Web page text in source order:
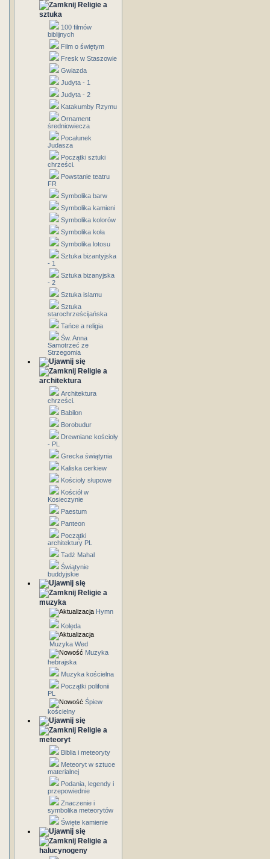
Religie a
sztuka
100 filmów
biblijnych
Film o świętym
Fresk w Staszowie
Gwiazda
Judyta - 1
Judyta - 2
Katakumby Rzymu
Ornament
średniowiecza
Pocałunek
Judasza
Początki sztuki
chrześci.
Powstanie teatru
FR
Symbolika barw
Symbolika kamieni
Symbolika kolorów
Symbolika koła
Symbolika lotosu
Sztuka bizantyjska
- 1
Sztuka bizanyjska
- 2
Sztuka islamu
Sztuka
starochrześcijańska
Tańce a religia
Św. Anna
Samotrzeć ze
Strzegomia
Religie a
architektura
Architektura
chrześci.
Babilon
Borobudur
Drewniane kościoły
- PL
Grecka świątynia
Kaliska cerkiew
Kościoły słupowe
Kościół w
Kosieczynie
Paestum
Panteon
Początki
architektury PL
Tadż Mahal
Świątynie
buddyjskie
Religie a
muzyka
Hymn
Kolęda
Muzyka Wed
Muzyka
hebrajska
Muzyka kościelna
Początki polifonii
PL
Śpiew
kościelny
Religie a
meteoryt
Biblia i meteoryty
Meteoryt w sztuce
materialnej
Podania, legendy i
przepowiednie
Znaczenie i
symbolika meteorytów
Święte kamienie
Religie a
halucynogeny